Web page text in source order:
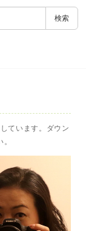
検索
ています。ダウン